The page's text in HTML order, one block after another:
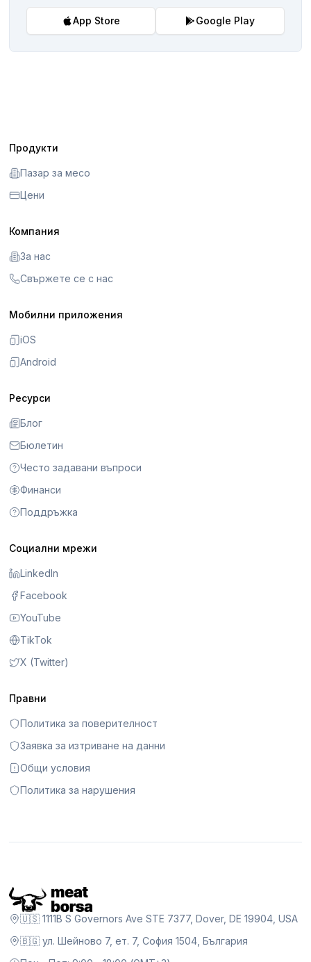
App Store Google Play
Продукти
Пазар за месо
Цени
Компания
За нас
Свържете се с нас
Мобилни приложения
iOS
Android
Ресурси
Блог
Бюлетин
Често задавани въпроси
Финанси
Поддръжка
Социални мрежи
LinkedIn
Facebook
YouTube
TikTok
X (Twitter)
Правни
Политика за поверителност
Заявка за изтриване на данни
Общи условия
Политика за нарушения
🇺🇸 1111B S Governors Ave STE 7377, Dover, DE 19904, USA
🇧🇬 ул. Шейново 7, ет. 7, София 1504, България